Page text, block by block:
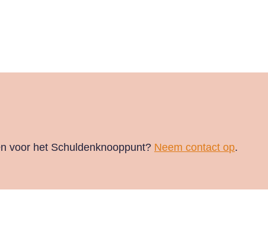
voor het Schuldenknooppunt? Neem contact op.